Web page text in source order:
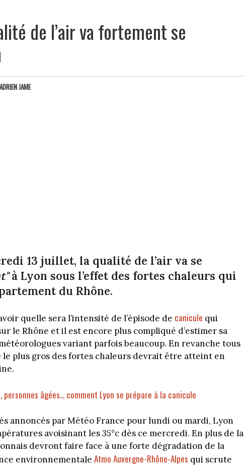
de l’air va fortement se
JAME
13 juillet, la qualité de l’air va se
à Lyon sous l’effet des fortes chaleurs qui
du Rhône.
quelle sera l’intensité de l’épisode de canicule qui
le Rhône et il est encore plus compliqué d’estimer sa
variant parfois beaucoup. En revanche tous
le plus gros des fortes chaleurs devrait être atteint en
personnes âgées... comment Lyon se prépare à la canicule
annoncés par Météo France pour lundi ou mardi, Lyon
avoisinant les 35°c dès ce mercredi. En plus de la
devront faire face à une forte dégradation de la
environnementale Atmo Auvergne-Rhône-Alpes qui scrute